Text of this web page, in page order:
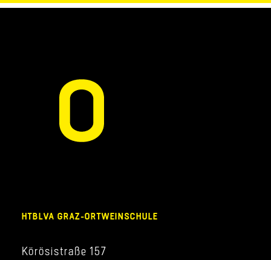
HTBLVA GRAZ-ORTWEINSCHULE
Körösistraße 157